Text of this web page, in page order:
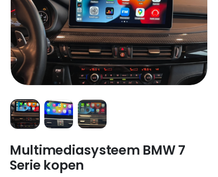
Multimediasysteem BMW 7
Serie kopen